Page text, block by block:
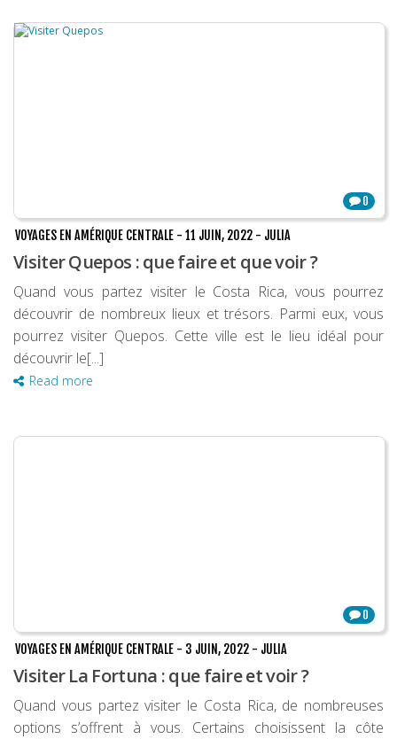
0
VOYAGES EN AMÉRIQUE CENTRALE - 11 JUIN, 2022 - JULIA
Visiter Quepos : que faire et que voir ?
Quand vous partez visiter le Costa Rica, vous pourrez
découvrir de nombreux lieux et trésors. Parmi eux, vous
pourrez visiter Quepos. Cette ville est le lieu idéal pour
découvrir le[...]
Read more
0
VOYAGES EN AMÉRIQUE CENTRALE - 3 JUIN, 2022 - JULIA
Visiter La Fortuna : que faire et voir ?
Quand vous partez visiter le Costa Rica, de nombreuses
options s’offrent à vous. Certains choisissent la côte